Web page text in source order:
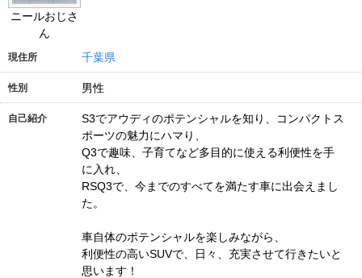
ニールおじさ
ん
現住所 千葉県
性別 男性
自己紹介
S3でアウディのポテンシャルを知り、コンパクトス
ポーツの魅力にハマり、
Q3で趣味、子育てなど多目的に使える利便性を手
に入れ、
RSQ3で、今までのすべてを満たす車に出会えまし
た。
車自体のポテンシャルを楽しみながら、
利便性の高いSUVで、日々、充実させて行きたいと
思います！